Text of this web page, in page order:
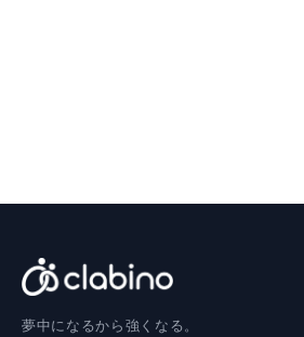
夢中になるから強くなる。